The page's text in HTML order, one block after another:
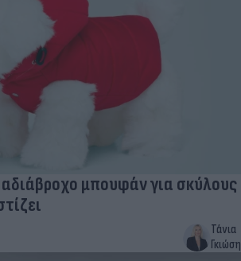
μπουφάν για σκύλους
Τάνια
Γκιώση